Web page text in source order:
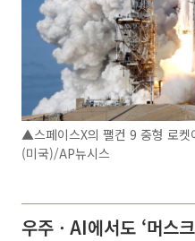
▲스페이스X의 팰컨 9 중형 로켓
(미국)/AP뉴시스
우주ㆍAI에서도 ‘머스